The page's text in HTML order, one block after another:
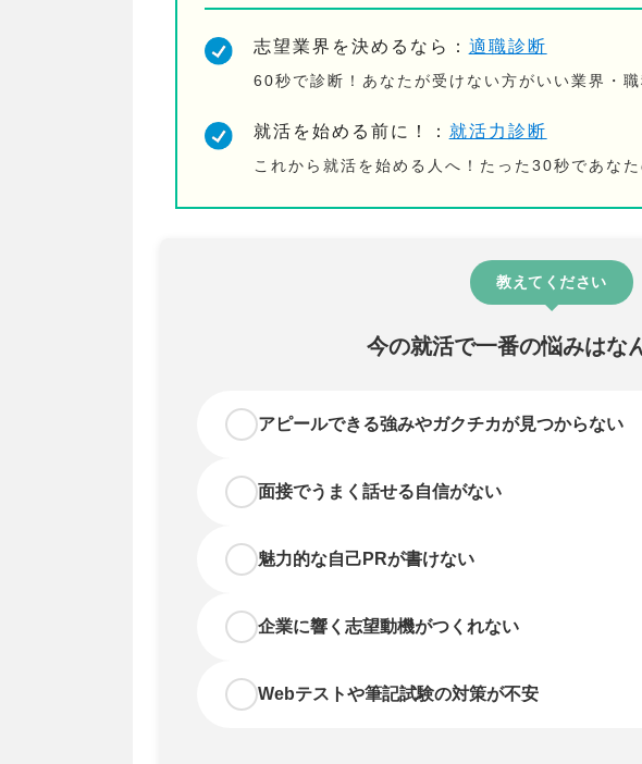
志望業界を決めるなら： 適職診断
60秒で診断！あなたが受けない方がいい業界・
就活を始める前に！： 就活力診断
これから就活を始める人へ！たった30秒であな